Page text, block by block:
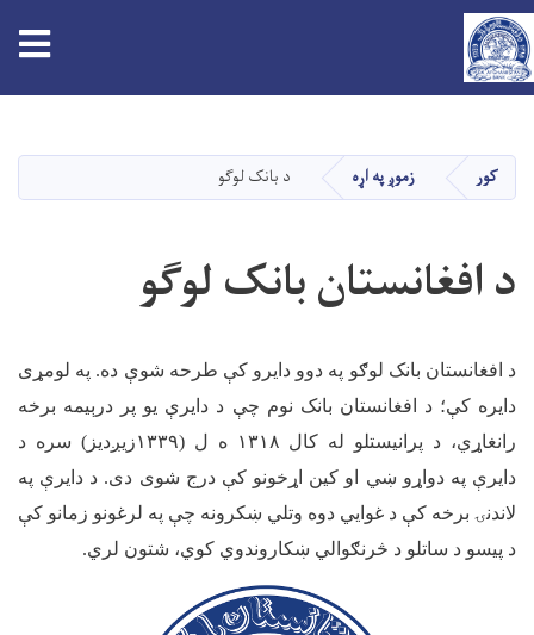
دانګل
کور زموږ په اړه د بانک لوګو
د افغانستان بانک لوګو
د افغانستان بانک لوګو په دوو دایرو کې طرحه شوې ده. په لومړی
دایره کې؛ د افغانستان بانک نوم چې د دایرې یو پر درېیمه برخه
رانغاړي، د پرانیستلو له کال ۱۳۱۸ ه ل (۱۳۳۹زیږدیز) سره د
دایرې په دواړو ښي او کین اړخونو کې درج شوی دی. د دایرې په
لاندنۍ برخه کې د غوايي دوه وتلي ښکرونه چې په لرغونو زمانو کې
د پیسو د ساتلو د څرنګوالي ښکاروندوي کوي، شتون لري.